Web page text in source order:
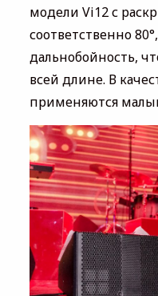
модели Vi12 с
соответственно
дальнобойность,
всей длине. В
применяются